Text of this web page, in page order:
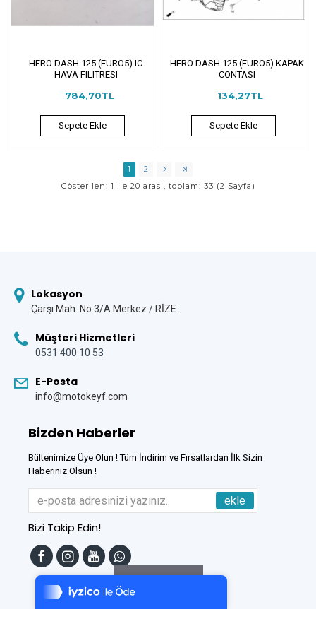
Tek Tıkla Ödeme Kolaylığı
7/24 Canlı Destek
%100 Sorunsuz Alışveriş
HERO DASH 125 (EURO5) IC
HAVA FILITRESI
784,70TL
Sepete Ekle
HERO DASH 125 (EURO5) KAPAK
CONTASI
134,27TL
Sepete Ekle
1
2
Gösterilen: 1 ile 20 arası, toplam: 33 (2 Sayfa)
Lokasyon
Çarşi Mah. No 3/A Merkez / RİZE
Müşteri Hizmetleri
0531 400 10 53
E-Posta
info@motokeyf.com
Bizden Haberler
Bültenimize Üye Olun ! Tüm İndirim ve Fırsatlardan İlk Sizin
Haberiniz Olsun !
ekle
Bizi Takip Edin!
Filtreleme